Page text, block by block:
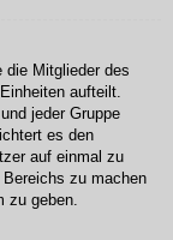
die Mitglieder des
aufteilt.
jeder Gruppe
es den
auf einmal zu
zu machen
zu geben.